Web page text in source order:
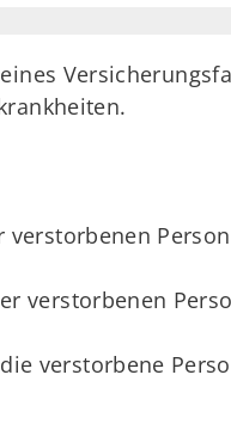
verstorbenen
verstorbene